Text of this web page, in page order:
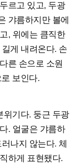
르고 있고, 두광
갸름하지만 볼에
, 위에는 큼직한
게 내려온다. 손
른 손으로 소원
보인다.
위기다. 둥근 두광
. 얼굴은 갸름하
나지 않는다. 체
하게 표현됐다.